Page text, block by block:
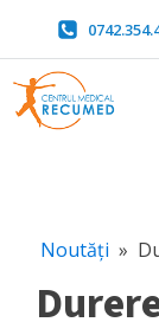
Noutăți »